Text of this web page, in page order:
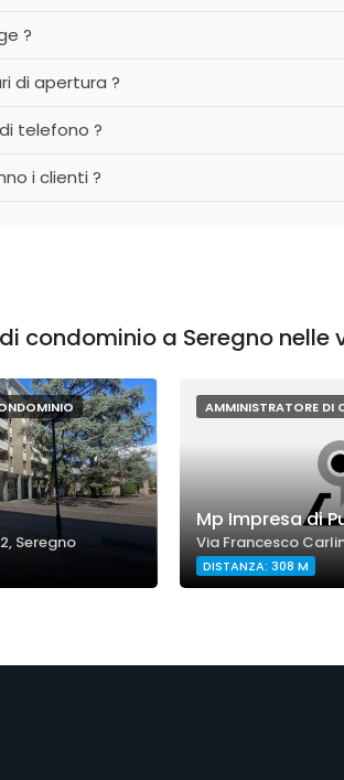
?
di apertura ?
telefono ?
i clienti ?
condominio a Seregno nelle
Seregno
AMMINISTRATORE DI
Mp Impresa di
Via Francesco
DISTANZA: 308 M